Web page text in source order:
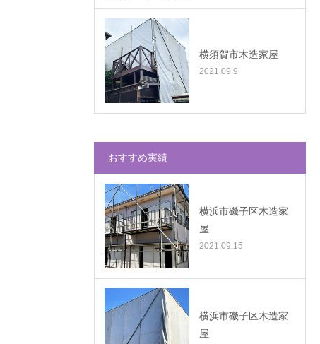
横須賀市木造家屋
2021.09.9
おすすめ実績
横浜市磯子区木造家
屋
2021.09.15
横浜市磯子区木造家
屋